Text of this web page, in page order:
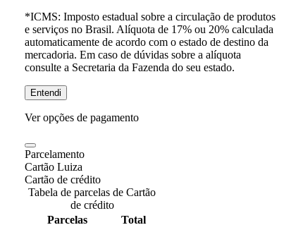
*ICMS: Imposto estadual sobre a circulação de produtos
e serviços no Brasil. Alíquota de 17% ou 20% calculada
automaticamente de acordo com o estado de destino da
mercadoria. Em caso de dúvidas sobre a alíquota
consulte a Secretaria da Fazenda do seu estado.
Entendi
Ver opções de pagamento
Parcelamento
Cartão Luiza
Cartão de crédito
Tabela de parcelas de Cartão
de crédito
Parcelas
Total